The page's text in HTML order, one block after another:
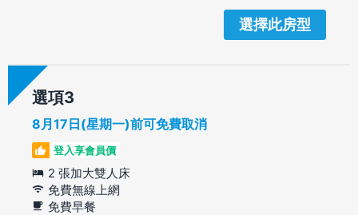
選擇此房型
選項
8月17日(星期一)前可免費取消
登入享會員價
2 張加大雙人床
免費無線上網
免費早餐